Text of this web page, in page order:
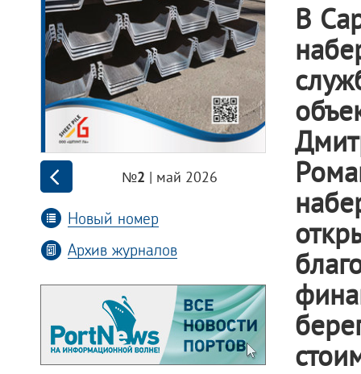
№2 | май 2026
Новый номер
Архив журналов
В